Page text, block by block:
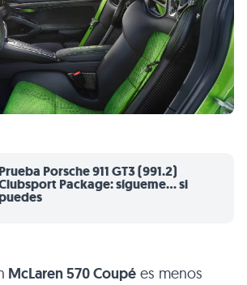
Prueba Porsche 911 GT3 (991.2)
Package: sígueme... si
McLaren 570 Coupé es menos